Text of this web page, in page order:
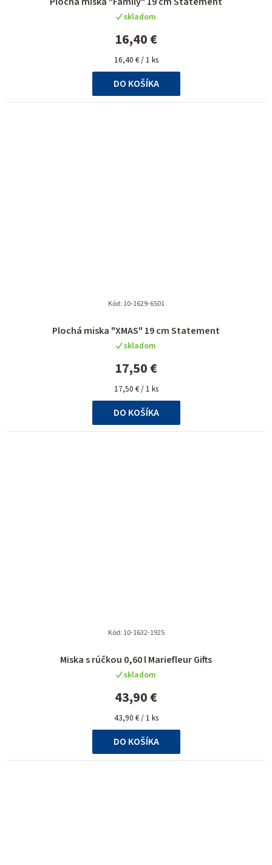
skladom
16,40 €
Jednotková
cena:
16,40 € / 1 ks
DO KOŠÍKA
Plochá miska "XMAS" 19 cm Statement
skladom
17,50 €
Jednotková
cena:
17,50 € / 1 ks
DO KOŠÍKA
Kód: 10-1629-6501
Miska s rúčkou 0,60 l Mariefleur Gifts
hodnotenie
produktu
je
5,0
z
5
hviezdičiek.
skladom
43,90 €
Jednotková
cena:
43,90 € / 1 ks
DO KOŠÍKA
Kód: 10-1632-1925